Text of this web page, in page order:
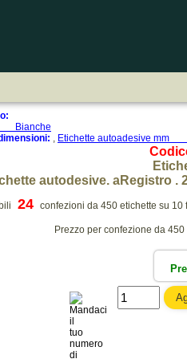
Bianche
, Etichette autoadesive
autodesive. aRegistro .
24 confezioni da 450 etichette su 10
Prezzo per confezione da